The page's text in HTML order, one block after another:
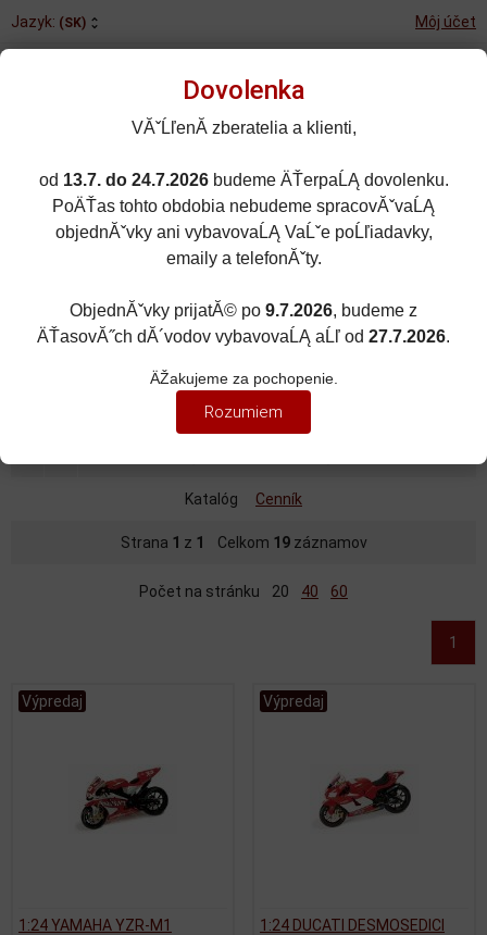
Jazyk: (SK) Môj účet
kusov
Rozšírené vyhľadávanie
Porovnané (0)
Obľúbené (0)
ZÁVODNÉ MOTORKY
Katalóg Cenník
Strana 1 z 1 Celkom 19záznamov
Počet na stránku 20 40 60
1
Výpredaj
1:24 YAMAHA YZR-M1
Výpredaj
1:24 DUCATI DESMOSEDICI
Dovolenka
VĂˇĹľenĂ­ zberatelia a klienti,
od 13.7. do 24.7.2026budeme ÄŤerpaĹĄ dovolenku.
PoÄŤas tohto obdobia nebudeme spracovĂˇvaĹĄ
objednĂˇvky ani vybavovaĹĄ VaĹˇe poĹľiadavky,
emaily a telefonĂˇty.
ObjednĂˇvky prijatĂ© po 9.7.2026, budeme z
ÄŤasovĂ˝ch dĂ´vodov vybavovaĹĄ aĹľ od 27.7.2026.
ÄŽakujeme za pochopenie.
Rozumiem